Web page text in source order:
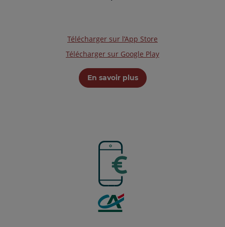
Télécharger sur l’App Store
Télécharger sur Google Play
En savoir plus